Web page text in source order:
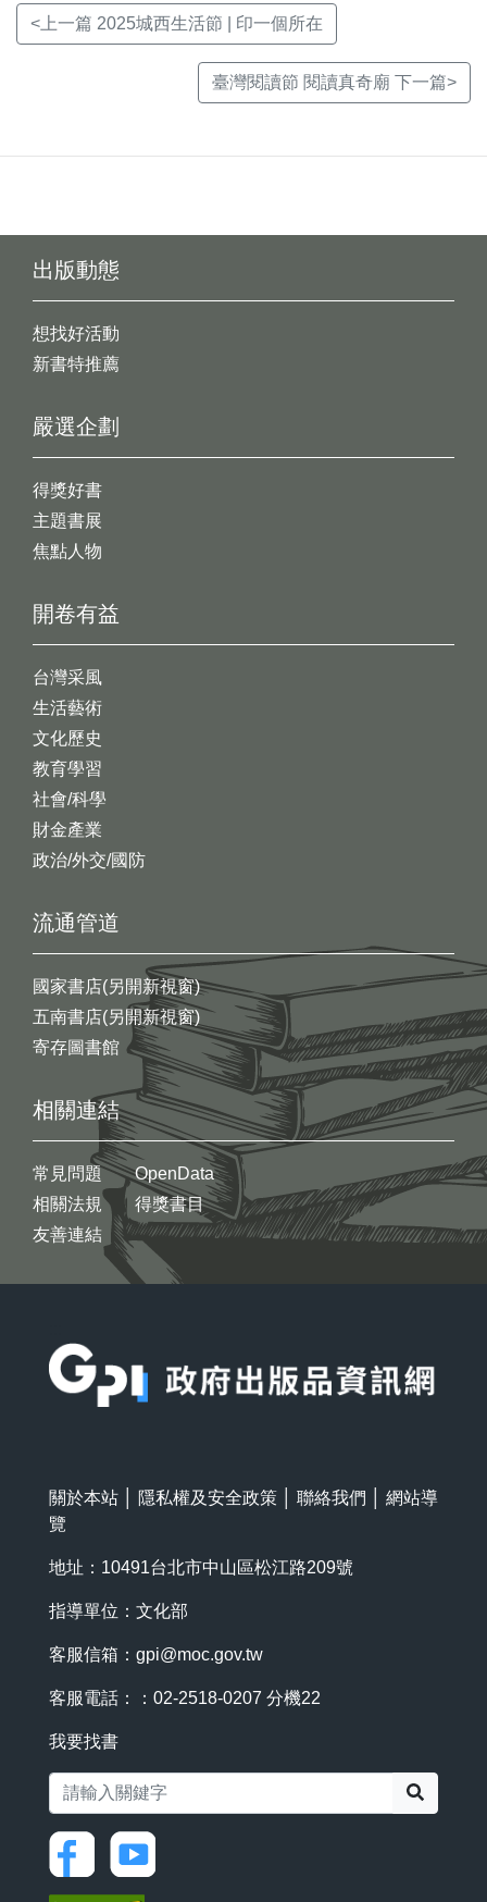
<上一篇 2025城西生活節 | 印一個所在
臺灣閱讀節 閱讀真奇廟 下一篇>
出版動態
想找好活動
新書特推薦
開卷有益
台灣采風
生活藝術
文化歷史
教育學習
社會/科學
財金產業
政治/外交/國防
嚴選企劃
得獎好書
主題書展
焦點人物
流通管道
國家書店(另開新視窗)
五南書店(另開新視窗)
寄存圖書館
相關連結
常見問題
相關法規
友善連結
OpenData
得獎書目
關於本站 隱私權及安全政策 聯絡我們
網站導
覽
地址：10491台北市中山區松江路209號
指導單位：文化部
客服信箱： gpi@moc.gov.tw
客服電話：：02-2518-0207 分機22
我要找書